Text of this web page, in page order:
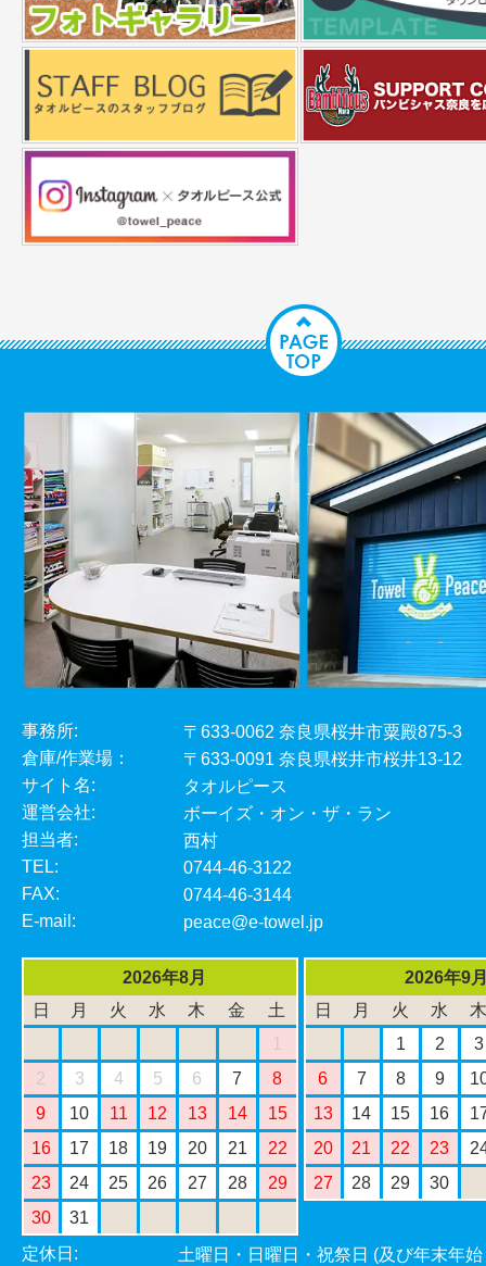
事務所:
〒633-0062 奈良県桜井市粟殿875-3
倉庫/作業場：
〒633-0091 奈良県桜井市桜井13-12
サイト名:
タオルピース
運営会社:
ボーイズ・オン・ザ・ラン
担当者:
西村
TEL:
0744-46-3122
FAX:
0744-46-3144
E-mail:
peace@e-towel.jp
2026年8月
日
月 火 水 木 金
土
1
2
3 4 5 6 7
8
9
10 11 12 13 14
15
16
17 18 19 20 21
22
23
24 25 26 27 28
29
30
31
2026年9
日
月 火 水
1
2
3
6
7 8 9
13
14 15 16
20
21 22 23
27
28 29 30
定休日:
土曜日・日曜日・祝祭日 (及び年末年